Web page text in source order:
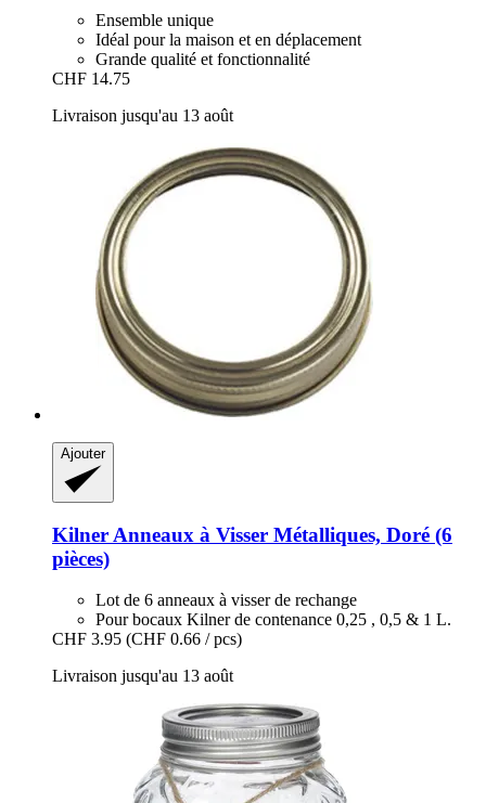
Ensemble unique
Idéal pour la maison et en déplacement
Grande qualité et fonctionnalité
CHF 14.75
Livraison jusqu'au 13 août
Ajouter
Kilner Anneaux à Visser Métalliques, Doré (6
pièces)
Lot de 6 anneaux à visser de rechange
Pour bocaux Kilner de contenance 0,25 , 0,5 & 1 L.
CHF 3.95 (CHF 0.66 / pcs)
Livraison jusqu'au 13 août